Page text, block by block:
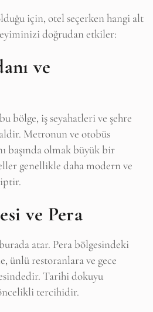
için, otel seçerken hangi alt
doğrudan etkiler:
ve
bölge, iş seyahatleri ve şehre
Metronun ve otobüs
başında olmak büyük bir
genellikle daha modern ve
ve Pera
atar. Pera bölgesindeki
ünlü restoranlara ve gece
Tarihi dokuyu
tercihidir.